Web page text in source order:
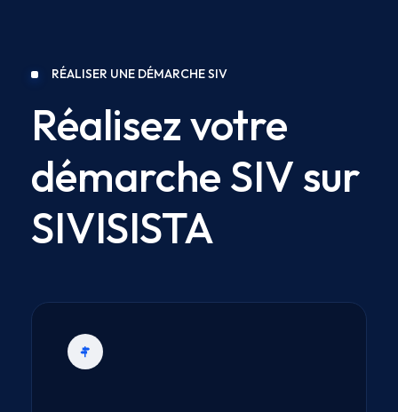
RÉALISER UNE DÉMARCHE SIV
Réalisez votre
démarche SIV sur
SIVISISTA